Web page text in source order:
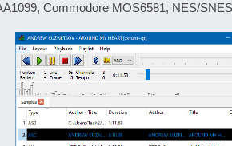
Commodore MOS6581, NES/